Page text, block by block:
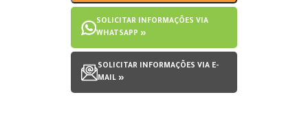
SOLICITAR INFORMAÇÕES VIA
WHATSAPP »
SOLICITAR INFORMAÇÕES VIA E-
MAIL »